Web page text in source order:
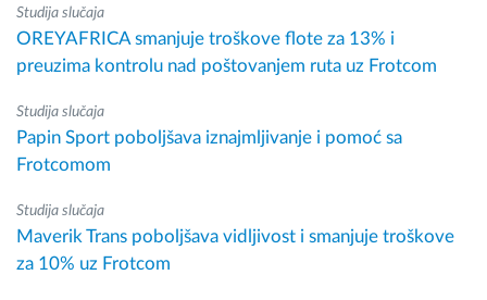
Studija slučaja
OREYAFRICA smanjuje troškove flote za 13% i
preuzima kontrolu nad poštovanjem ruta uz Frotcom
Studija slučaja
Papin Sport poboljšava iznajmljivanje i pomoć sa
Frotcomom
Studija slučaja
Maverik Trans poboljšava vidljivost i smanjuje troškove
za 10% uz Frotcom